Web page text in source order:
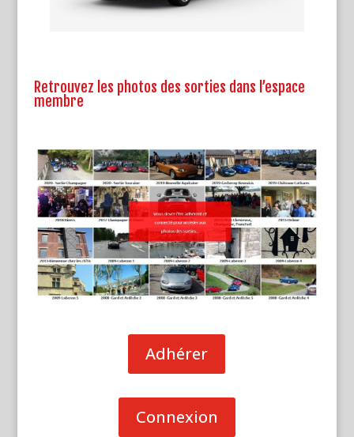
Retrouvez les photos des sorties dans l’espace
membre
Adhérer
Connexion